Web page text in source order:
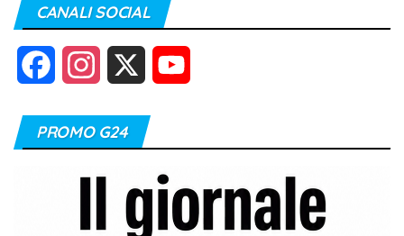
CANALI SOCIAL
c s
t
u
PROMO G24